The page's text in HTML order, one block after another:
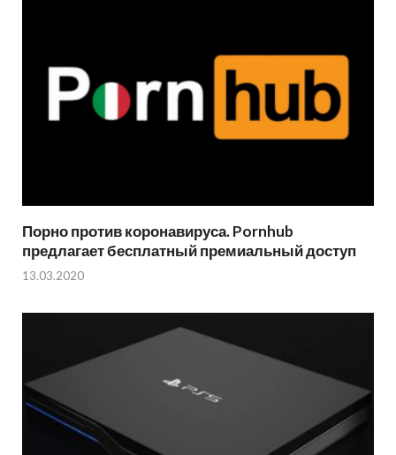
Порно против коронавируса. Pornhub
предлагает бесплатный премиальный доступ
13.03.2020